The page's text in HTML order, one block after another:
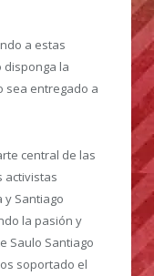
a estas
disponga la
sea entregado a
central de las
activistas
y Santiago
la pasión y
Saulo Santiago
soportado el